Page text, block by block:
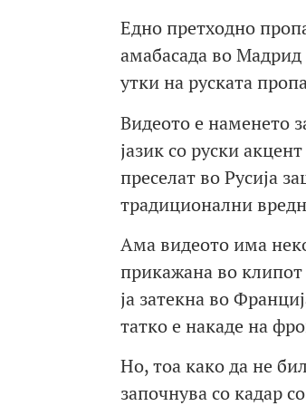
Едно претходно
амабасада во
утки на руската
Видеото е наменето
јазик со руски
преселат во Русија
традиционални
Ама видеото има
прикажана во
ја затекна во
татко е накаде на
Но, тоа како да не
започнува со кадар